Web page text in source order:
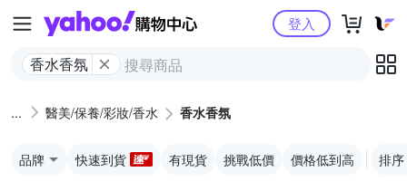
Yahoo購物中心
香水香氛
登入
醫美/保養/彩妝/香水 香水香氛
品牌 快速到貨 有現貨 挑戰低價 價格低到高 排序